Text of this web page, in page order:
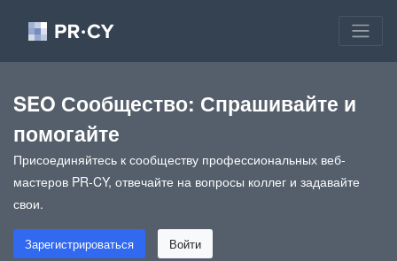
SEO Сообщество: Спрашивайте и
помогайте
Присоединяйтесь к сообществу профессиональных веб-
мастеров PR-CY, отвечайте на вопросы коллег и задавайте
свои.
Зарегистрироваться Войти